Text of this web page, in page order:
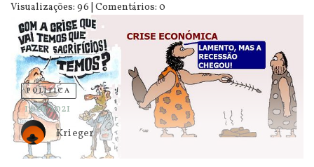
Visualizações: 96 | Comentários: 0
POLÍTICA
13/01/2021
Krieger